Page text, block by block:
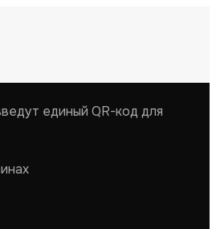
единый QR-код для